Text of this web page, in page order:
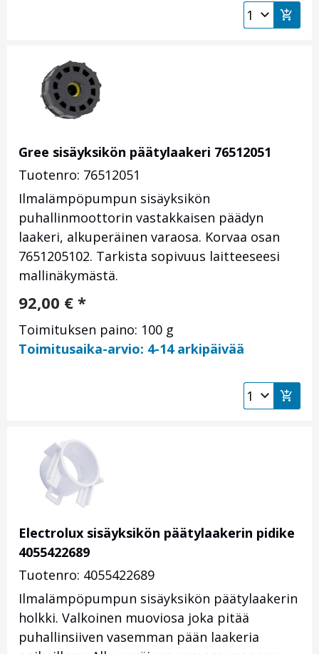
Gree sisäyksikön päätylaakeri 76512051
Tuotenro: 76512051
Ilmalämpöpumpun sisäyksikön
puhallinmoottorin vastakkaisen päädyn
laakeri, alkuperäinen varaosa. Korvaa osan
7651205102. Tarkista sopivuus laitteeseesi
mallinäkymästä.
92,00 € *
Toimituksen paino: 100 g
Toimitusaika-arvio: 4-14 arkipäivää
Electrolux sisäyksikön päätylaakerin pidike
4055422689
Tuotenro: 4055422689
Ilmalämpöpumpun sisäyksikön päätylaakerin
holkki. Valkoinen muoviosa joka pitää
puhallinsiiven vasemman pään laakeria